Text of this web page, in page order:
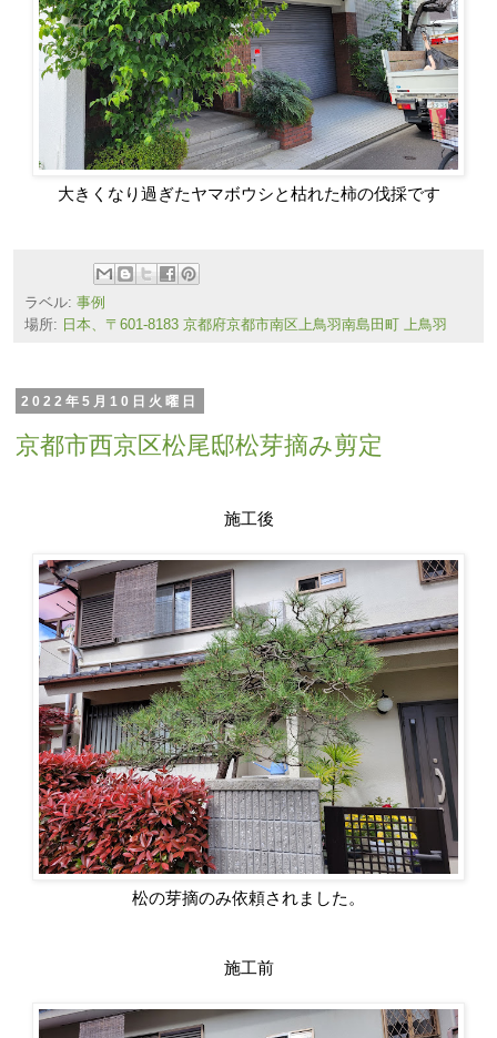
大きくなり過ぎたヤマボウシと枯れた柿の伐採です
ラベル: 事例
場所: 日本、〒601-8183 京都府京都市南区上鳥羽南島田町 上鳥羽
2022年5月10日火曜日
京都市西京区松尾邸松芽摘み剪定
施工後
松の芽摘のみ依頼されました。
施工前